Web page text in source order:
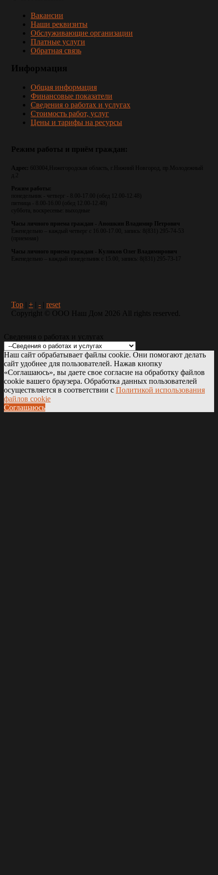
Вакансии
Наши реквизиты
Обслуживающие организации
Платные услуги
Обратная связь
Информация
Общая информация
Финансовые показатели
Сведения о работах и услугах
Стоимость работ, услуг
Цены и тарифы на ресурсы
Режим работы и приём граждан:
Адрес:
603004,Нижегородская область, г.Нижний Новгород, пр.Молодежный
д.2
Режим работы:
понедельник - четверг - 8.00-17.00 (обед 12.00-12.48)
пятница - 8.00-16.00 (обед 12.00-12.48)
суббота, воскресенье: выходные
Часы личного приема граждан - Аношкин Владимир Петрович
Еженедельно – каждый четверг с 16.00-17.00, запись: 8(831) 295-74-53
(приемная)
Часы личного приема граждан - Куликов Олег Владимирович
Еженедельно – каждый понедельник с 15.00, запись: 8(831) 295-73-17
Top + -
reset
Copyright © ООО Наш Дом 2026 All rights reserved.
Сведения о работах и услугах
Наш сайт обрабатывает файлы cookie. Они помогают делать
сайт удобнее для пользователей. Нажав кнопку
«Соглашаюсь», вы даете свое согласие на обработку файлов
cookie вашего браузера. Обработка данных пользователей
осуществляется в соответствии с Политикой использования
файлов cookie
Соглашаюсь